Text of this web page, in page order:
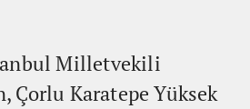
Milletvekili
Çorlu Karatepe Yüksek